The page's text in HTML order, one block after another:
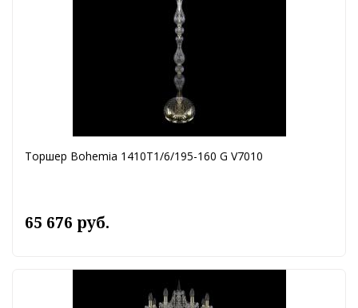
Торшер Bohemia 1410T1/6/195-160 G V7010
65 676 руб.